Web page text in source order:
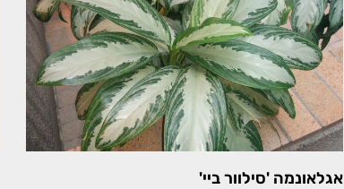
אגלאונמה 'סילוור ביי'